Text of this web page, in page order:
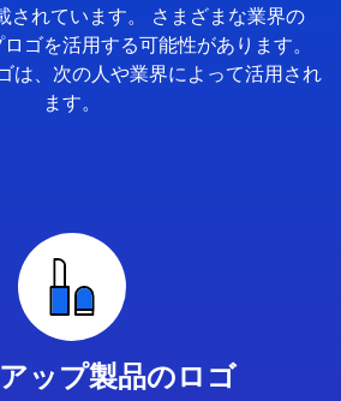
されています。 さまざまな業界の
ゴを活用する可能性があります。
は、次の人や業界によって活用され
ます。
ップ製品のロゴ